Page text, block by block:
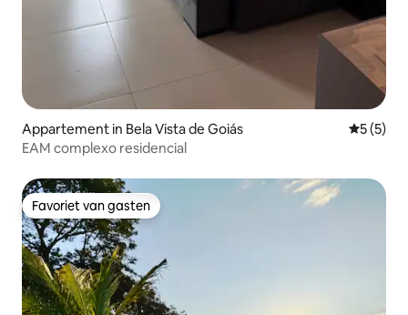
Appartement in Bela Vista de Goiás
5 (5)
EAM complexo residencial
Favoriet van gasten
Favoriet van gasten